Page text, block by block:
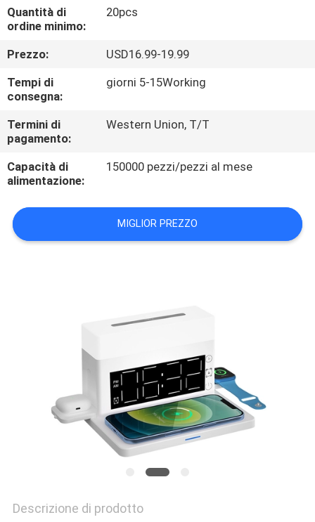
CONTROLLO
DI
QUALITÀ
CONTATTICI
RICHIEDA
UNA
MAPPA
Quantità di
ordine minimo:
20pcs
Prezzo:
USD16.99-19.99
Tempi di
consegna:
giorni 5-15Working
Termini di
pagamento:
Western Union, T/T
Capacità di
alimentazione:
150000 pezzi/pezzi al mese
MIGLIOR PREZZO
Descrizione di prodotto